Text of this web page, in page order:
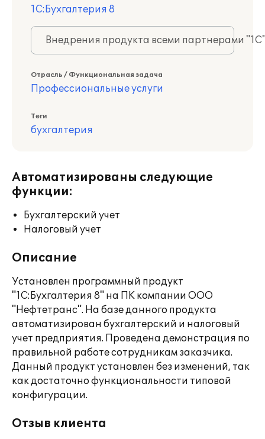
1С:Бухгалтерия 8
Внедрения продукта всеми партнерами
Отрасль / Функциональная задача
Профессиональные услуги
Теги
бухгалтерия
Автоматизированы следующие
функции:
Бухгалтерский учет
Налоговый учет
Описание
Установлен программный продукт
"1С:Бухгалтерия 8" на ПК компании ООО
"Нефтетранс". На базе данного продукта
автоматизирован бухгалтерский и налоговый
учет предприятия. Проведена демонстрация по
правильной работе сотрудникам заказчика.
Данный продукт установлен без изменений, так
как достаточно функциональности типовой
конфигурации.
Отзыв клиента